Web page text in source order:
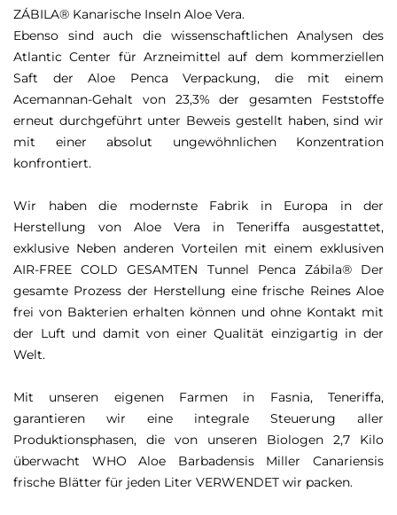
ZÁBILA® Kanarische Inseln Aloe Vera.
Ebenso sind auch die wissenschaftlichen Analysen des
Atlantic Center für Arzneimittel auf dem kommerziellen
Saft der Aloe Penca Verpackung, die mit einem
Acemannan-Gehalt von 23,3% der gesamten Feststoffe
erneut durchgeführt unter Beweis gestellt haben, sind wir
mit einer absolut ungewöhnlichen Konzentration
konfrontiert.
Wir haben die modernste Fabrik in Europa in der
Herstellung von Aloe Vera in Teneriffa ausgestattet,
exklusive Neben anderen Vorteilen mit einem exklusiven
AIR-FREE COLD GESAMTEN Tunnel Penca Zábila® Der
gesamte Prozess der Herstellung eine frische Reines Aloe
frei von Bakterien erhalten können und ohne Kontakt mit
der Luft und damit von einer Qualität einzigartig in der
Welt.
Mit unseren eigenen Farmen in Fasnia, Teneriffa,
garantieren wir eine integrale Steuerung aller
Produktionsphasen, die von unseren Biologen 2,7 Kilo
überwacht WHO Aloe Barbadensis Miller Canariensis
frische Blätter für jeden Liter VERWENDET wir packen.